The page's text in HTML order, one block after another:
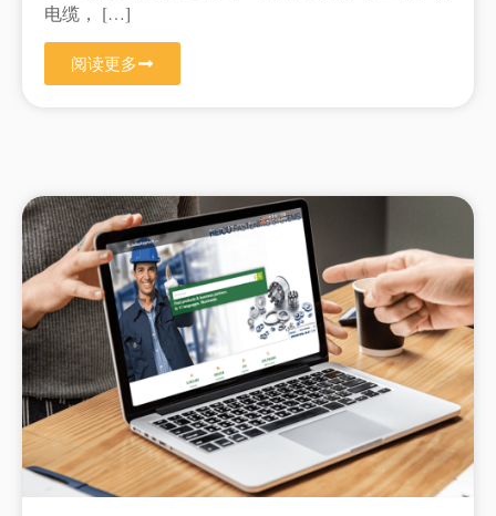
电缆， […]
阅读更多